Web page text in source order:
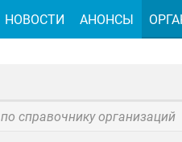
НОВОСТИ АНОНСЫ